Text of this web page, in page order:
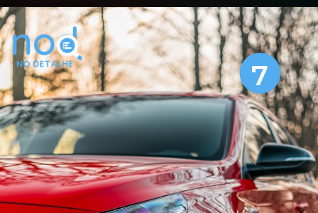
Opening https://nodetalhe.com.br/cuidado-estas-7-modificacoes-diminuem-o-valor-do-seu-carro/
7